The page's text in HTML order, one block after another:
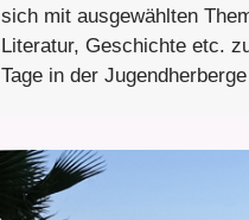
sich mit ausgewählten
Literatur, Geschichte etc.
Tage in der